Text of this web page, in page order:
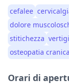
cefalee
dolore
stitichezza
osteopatia cranica
Orari di